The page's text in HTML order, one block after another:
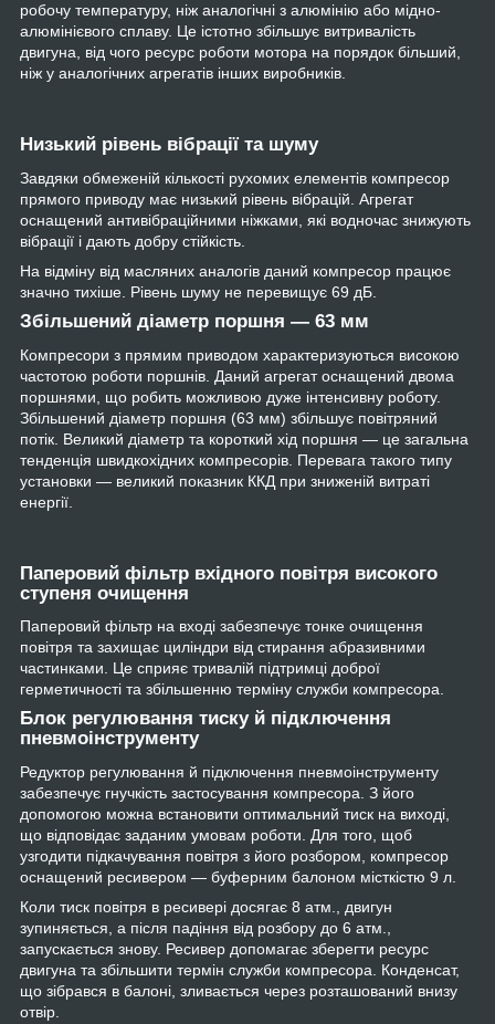
робочу температуру, ніж аналогічні з алюмінію або мідно-
алюмінієвого сплаву. Це істотно збільшує витривалість
двигуна, від чого ресурс роботи мотора на порядок більший,
ніж у аналогічних агрегатів інших виробників.
Низький рівень вібрації та шуму
Завдяки обмеженій кількості рухомих елементів компресор
прямого приводу має низький рівень вібрацій. Агрегат
оснащений антивібраційними ніжками, які водночас знижують
вібрації і дають добру стійкість.
На відміну від масляних аналогів даний компресор працює
значно тихіше. Рівень шуму не перевищує 69 дБ.
Збільшений діаметр поршня — 63 мм
Компресори з прямим приводом характеризуються високою
частотою роботи поршнів. Даний агрегат оснащений двома
поршнями, що робить можливою дуже інтенсивну роботу.
Збільшений діаметр поршня (63 мм) збільшує повітряний
потік. Великий діаметр та короткий хід поршня — це загальна
тенденція швидкохідних компресорів. Перевага такого типу
установки — великий показник ККД при зниженій витраті
енергії.
Паперовий фільтр вхідного повітря високого
ступеня очищення
Паперовий фільтр на вході забезпечує тонке очищення
повітря та захищає циліндри від стирання абразивними
частинками. Це сприяє тривалій підтримці доброї
герметичності та збільшенню терміну служби компресора.
Блок регулювання тиску й підключення
пневмоінструменту
Редуктор регулювання й підключення пневмоінструменту
забезпечує гнучкість застосування компресора. З його
допомогою можна встановити оптимальний тиск на виході,
що відповідає заданим умовам роботи. Для того, щоб
узгодити підкачування повітря з його розбором, компресор
оснащений ресивером — буферним балоном місткістю 9 л.
Коли тиск повітря в ресивері досягає 8 атм., двигун
зупиняється, а після падіння від розбору до 6 атм.,
запускається знову. Ресивер допомагає зберегти ресурс
двигуна та збільшити термін служби компресора. Конденсат,
що зібрався в балоні, зливається через розташований внизу
отвір.